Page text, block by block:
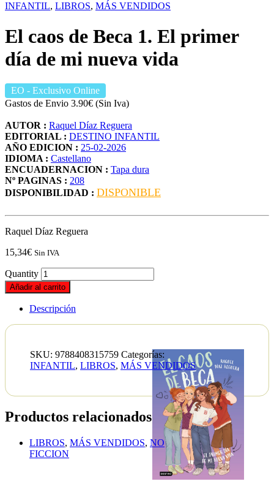
INFANTIL, LIBROS, MÁS VENDIDOS
El caos de Beca 1. El primer
día de mi nueva vida
EO - Exclusivo Online
Gastos de Envio 3.90€ (Sin Iva)
AUTOR : Raquel Díaz Reguera
EDITORIAL : DESTINO INFANTIL
AÑO EDICION : 25-02-2026
IDIOMA : Castellano
ENCUADERNACION : Tapa dura
Nº PAGINAS : 208
DISPONIBILIDAD : DISPONIBLE
Raquel Díaz Reguera
15,34€ Sin IVA
Quantity
Añadir al carrito
Descripción
SKU: 9788408315759 Categorías:
INFANTIL, LIBROS, MÁS VENDIDOS
Productos relacionados
LIBROS, MÁS VENDIDOS, NO
FICCION